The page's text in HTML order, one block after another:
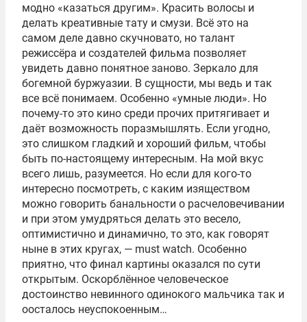
модно «казаться другим». Красить волосы и
делать креативные тату и смузи. Всё это на
самом деле давно скучновато, но талант
режиссёра и создателей фильма позволяет
увидеть давно понятное заново. Зеркало для
богемной буржуазии. В сущности, мы ведь и так
все всё понимаем. Особенно «умные люди». Но
почему-то это кино среди прочих притягивает и
даёт возможность поразмышлять. Если угодно,
это слишком гладкий и хороший фильм, чтобы
быть по-настоящему интересным. На мой вкус
всего лишь, разумеется. Но если для кого-то
интересно посмотреть, с каким изяществом
можно говорить банальности о расчеловечивании
и при этом умудряться делать это весело,
оптимистично и динамично, то это, как говорят
ныне в этих кругах, — must watch. Особенно
приятно, что финал картины оказался по сути
открытым. Оскорблённое человеческое
достоинство невинного одинокого мальчика так и
оосталось неуспокоенным…